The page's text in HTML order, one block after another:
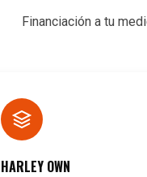
Financiación a tu
HARLEY OWN